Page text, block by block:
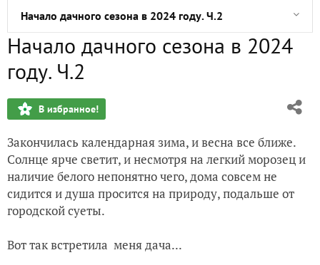
Начало дачного сезона в 2024 году. Ч.2
Начало дачного сезона в 2024 году, ч.1
Елочка с дачи в гости к нам пришла
Нежданная гостья и переезд. Часть 2
Нежданная гостья и переезд. Часть 1
Зима на даче 2023 и подведение итогов
Начало дачного сезона в 2024
году. Ч.2
В избранное!
Закончилась календарная зима, и весна все ближе.
Солнце ярче светит, и несмотря на легкий морозец и
наличие белого непонятно чего, дома совсем не
сидится и душа просится на природу, подальше от
городской суеты.
Вот так встретила меня дача...